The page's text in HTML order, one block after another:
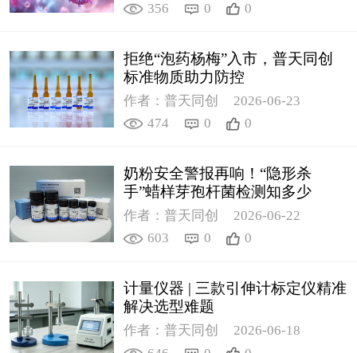
356
0 0
拒绝“泡药杨梅”入市，普天同创
标准物质助力防控
作者：普天同创
2026-06-23
474
0 0
奶粉安全警报再响！“隐形杀
手”蜡样芽孢杆菌检测知多少
作者：普天同创
2026-06-22
603
0 0
计量仪器 | 三款引伸计标定仪精准
解决选型难题
作者：普天同创
2026-06-18